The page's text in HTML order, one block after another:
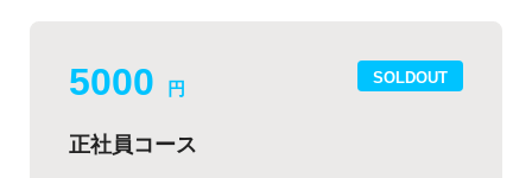
SOLDOUT
5000 円
正社員コース